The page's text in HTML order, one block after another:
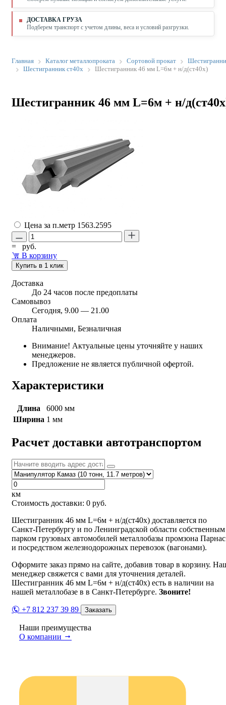
ДОСТАВКА ГРУЗА
Подберем транспорт с учетом длины, веса и условий разгрузки.
Главная Каталог металлопроката Сортовой прокат
Шестигранник ст40х
Шестигранник 46 мм L=6м + н/д(ст40х)
Шестигранник 46 мм L=6м + н/
Цена за п.метр 1563.2595
=
руб.
В корзину
Купить в 1 клик
Доставка
До 24 часов после предоплаты
Самовывоз
Сегодня, 9.00 — 21.00
Оплата
Наличными, Безналичная
Внимание! Актуальные цены уточняйте у наших
менеджеров.
Предложение не является публичной офертой.
Характеристики
Длина
6000 мм
Ширина 1 мм
Расчет доставки автотранспортом
км
Стоимость доставки: 0 руб.
Шестигранник 46 мм L=6м + н/д(ст40х) доставляется по
Санкт-Петербургу и по Ленинградской области собственным
парком грузовых автомобилей металлобазы промзона Парнас
и посредством железнодорожных перевозок (вагонами).
Оформите заказ прямо на сайте, добавив товар в корзину.
менеджер свяжется с вами для уточнения деталей.
Шестигранник 46 мм L=6м + н/д(ст40х) есть в наличии на
нашей металлобазе в в Санкт-Петербурге. Звоните!
+7 812 237 39 89 Заказать
Наши преимущества
О компании